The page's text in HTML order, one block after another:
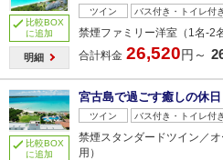
比較BOX
に追加
明細
ツイン バス付き・トイレ付き
禁煙ファミリー洋室（1名‐2
合計料金 26,520円～
比較BOX
に追加
宮古島で過ごす癒しの休
ツイン バス付き・トイレ付き
禁煙スタンダードツイン／
用）